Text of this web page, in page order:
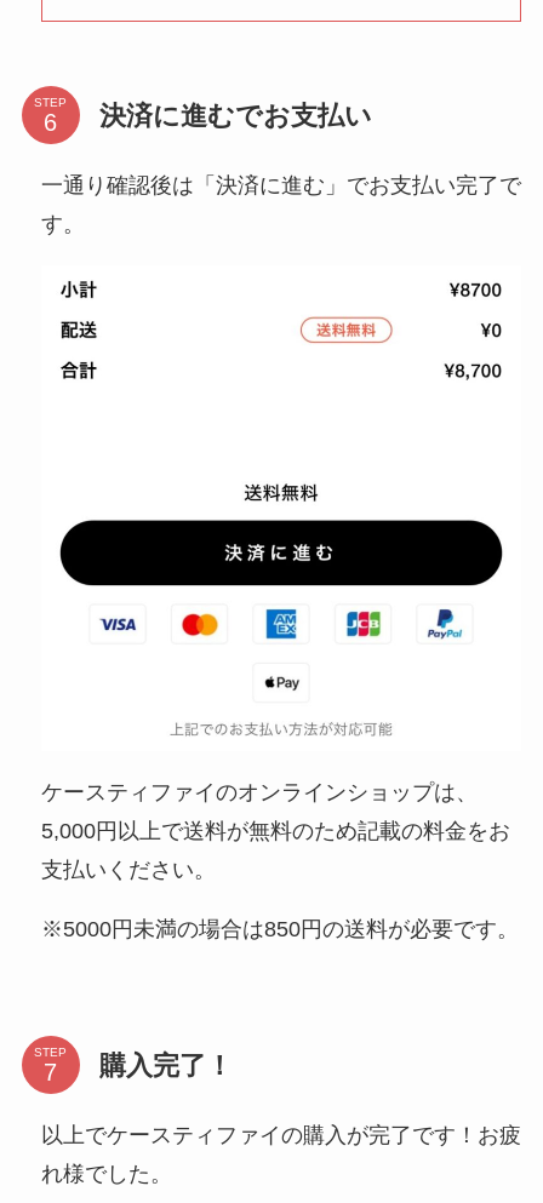
STEP 決済に進むでお支払い
一通り確認後は「決済に進む」でお支払い完了で
す。
ケースティファイのオンラインショップは、
5,000円以上で送料が無料のため記載の料金をお
支払いください。
※5000円未満の場合は850円の送料が必要です。
STEP 購入完了！
以上でケースティファイの購入が完了です！お疲
れ様でした。